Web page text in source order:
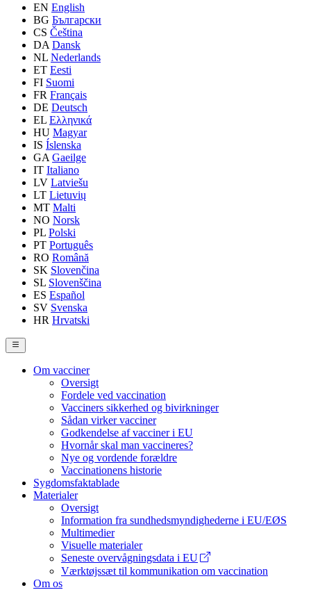
EN English
BG Български
CS Čeština
DA Dansk
NL Nederlands
ET Eesti
FI Suomi
FR Français
DE Deutsch
EL Ελληνικά
HU Magyar
IS Íslenska
GA Gaeilge
IT Italiano
LV Latviešu
LT Lietuvių
MT Malti
NO Norsk
PL Polski
PT Português
RO Română
SK Slovenčina
SL Slovenščina
ES Español
SV Svenska
HR Hrvatski
Navigation
(desktop)
Om vacciner
Oversigt
Fordele ved vaccination
Vacciners sikkerhed og bivirkninger
Sådan virker vacciner
Godkendelse af vacciner i EU
Hvornår skal man vaccineres?
Nye og vordende forældre
Vaccinationens historie
Sygdomsfaktablade
Materialer
Oversigt
Information fra sundhedsmyndighederne i EU/EØS
Multimedier
Visuelle materialer
Seneste overvågningsdata i EU
Værktøjssæt til kommunikation om vaccination
Om os